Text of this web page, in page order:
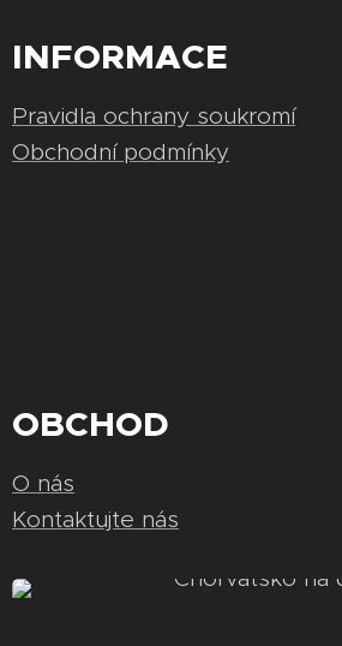
INFORMACE
Pravidla ochrany soukromí
Obchodní podmínky
OBCHOD
O nás
Kontaktujte nás